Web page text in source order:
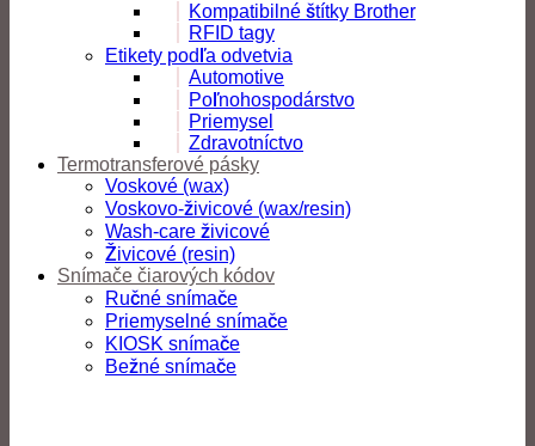
Kompatibilné štítky Brother
RFID tagy
Etikety podľa odvetvia
Automotive
Poľnohospodárstvo
Priemysel
Zdravotníctvo
Termotransferové pásky
Voskové (wax)
Voskovo-živicové (wax/resin)
Wash-care živicové
Živicové (resin)
Snímače čiarových kódov
Ručné snímače
Priemyselné snímače
KIOSK snímače
Bežné snímače